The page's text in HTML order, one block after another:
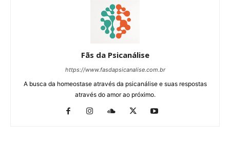
Fãs da Psicanálise
https://www.fasdapsicanalise.com.br
A busca da homeostase através da psicanálise e suas respostas
através do amor ao próximo.